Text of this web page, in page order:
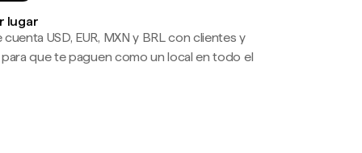
lugar
USD, EUR, MXN y BRL con clientes y
que te paguen como un local en todo el